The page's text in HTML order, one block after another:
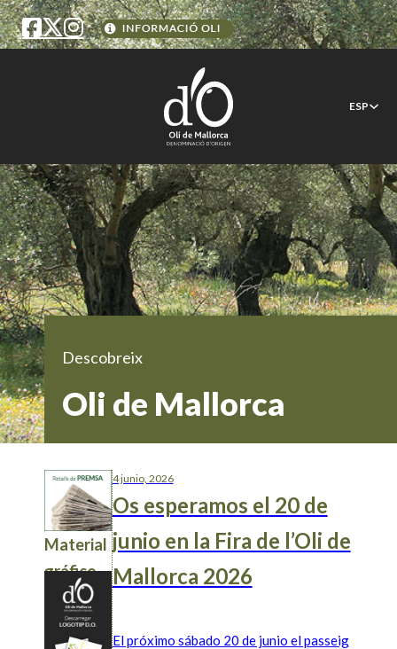
ESP
Descobreix
Oli de Mallorca
Material
gráfico
4 junio, 2026
Os esperamos el 20 de
junio en la Fira de l’Oli de
Mallorca 2026
El próximo sábado 20 de junio el passeig